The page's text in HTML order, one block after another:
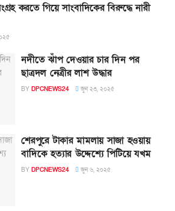
করতে গিয়ে সাংবাদিকের বিরুদ্ধে নারী
নদীতে ঝাঁপ দেওয়ার চার দিন পর
ছাত্রদল নেত্রীর লাশ উদ্ধার
BY DPCNEWS24 জুন ২৩, ২০২৫
শেরপুরে টাকার মামলায় সাজা হওয়ায়
বাদিকে হত্যার উদ্দেশ্যে পিটিয়ে যখম
BY DPCNEWS24 জুন ৬, ২০২৫